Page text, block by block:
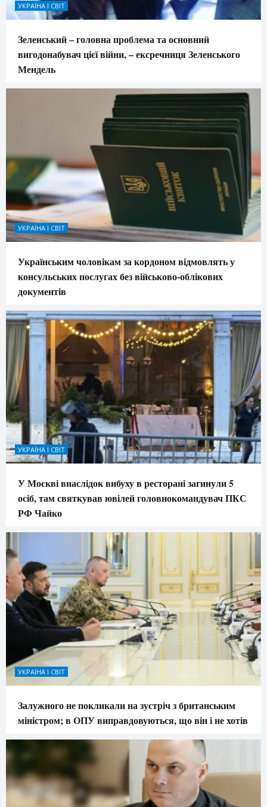
УКРАЇНА І СВІТ
Зеленський – головна проблема та основний
вигодонабувач цієї війни, – ексречниця Зеленського
Мендель
УКРАЇНА І СВІТ
Українським чоловікам за кордоном відмовлять у
консульських послугах без військово-облікових
документів
УКРАЇНА І СВІТ
У Москві внаслідок вибуху в ресторані загинули 5
осіб, там святкував ювілей головнокомандувач ПКС
РФ Чайко
УКРАЇНА І СВІТ
Залужного не покликали на зустріч з британським
міністром; в ОПУ виправдовуються, що він і не хотів